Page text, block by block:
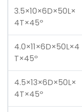
3.5×10×6D×50L×
4T×45º
4.0×11×6D×50L×4
T×45º
4.5×13×6D×50L×
4T×45º